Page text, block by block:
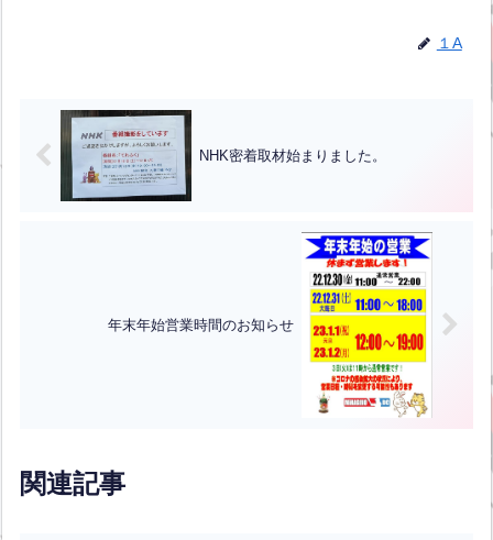
１A
NHK密着取材始まりました。
年末年始営業時間のお知らせ
関連記事